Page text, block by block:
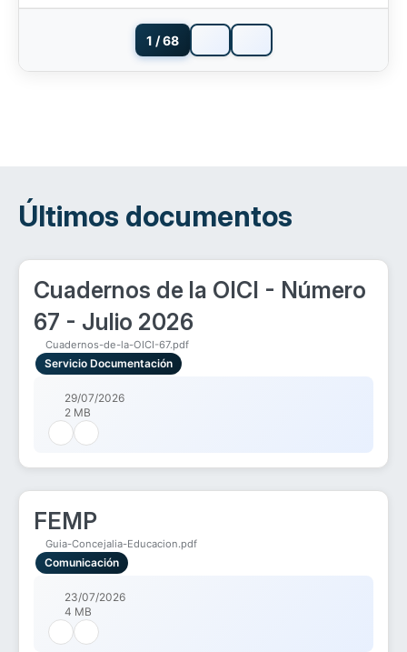
1 / 68
Últimos documentos
Cuadernos de la OICI - Número
67 - Julio 2026
Cuadernos-de-la-OICI-67.pdf
Servicio Documentación
29/07/2026
2 MB
FEMP
Guia-Concejalia-Educacion.pdf
Comunicación
23/07/2026
4 MB